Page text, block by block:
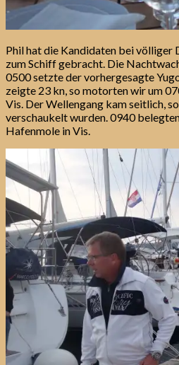
Phil hat die Kandidaten bei völliger
zum Schiff gebracht. Die
0500 setzte der vorhergesagte
zeigte 23 kn, so motorten wir um
Vis. Der Wellengang kam seitlich,
verschaukelt wurden. 0940
Hafenmole in Vis.